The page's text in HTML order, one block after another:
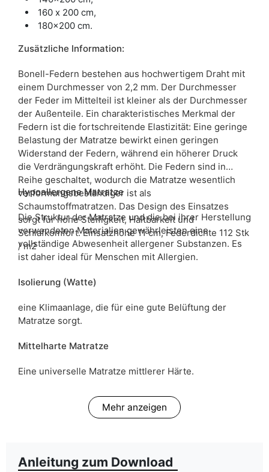
160 x 200 cm,
180x200 cm.
Zusätzliche Information:
Bonell-Federn bestehen aus hochwertigem Draht mit
einem Durchmesser von 2,2 mm. Der Durchmesser
der Feder im Mittelteil ist kleiner als der Durchmesser
der Außenteile. Ein charakteristisches Merkmal der
Federn ist die fortschreitende Elastizität: Eine geringe
Belastung der Matratze bewirkt einen geringen
Widerstand der Federn, während ein höherer Druck
die Verdrängungskraft erhöht. Die Federn sind in
Reihe geschaltet, wodurch die Matratze wesentlich
verformungsbeständiger ist als
Schaumstoffmatratzen. Das Design des Einsatzes
sorgt für hohe Steifigkeit, Haltbarkeit und
Schlafkomfort. Einsatzhöhe 11 cm, Federdichte 112 Stk
/ m2
Hypoallergene Matratze
Die Struktur der Matratze und die bei ihrer Herstellung
verwendeten Materialien gewährleisten eine
vollständige Abwesenheit allergener Substanzen. Es
ist daher ideal für Menschen mit Allergien.
Isolierung (Watte)
eine Klimaanlage, die für eine gute Belüftung der
Matratze sorgt.
Mittelharte Matratze
Eine universelle Matratze mittlerer Härte.
Mehr anzeigen
Anleitung zum Download